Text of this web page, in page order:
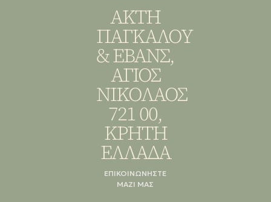
ΑΚΤΗ
ΠΑΓΚΑΛΟΥ
& ΕΒΑΝΣ,
ΑΓΙΟΣ
ΝΙΚΟΛΑΟΣ
721 00,
ΚΡΗΤΗ
ΕΛΛΑΔΑ
ΕΠΙΚΟΙΝΩΝΗΣΤΕ
ΜΑΖΙ ΜΑΣ